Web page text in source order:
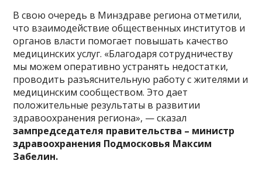
В свою очередь в Минздраве региона отметили,
что взаимодействие общественных институтов и
органов власти помогает повышать качество
медицинских услуг. «Благодаря сотрудничеству
мы можем оперативно устранять недостатки,
проводить разъяснительную работу с жителями и
медицинским сообществом. Это дает
положительные результаты в развитии
здравоохранения региона», — сказал
зампредседателя правительства – министр
здравоохранения Подмосковья Максим
Забелин.